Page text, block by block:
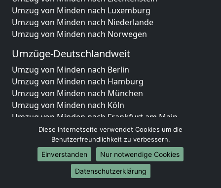
Umzug von Minden nach Luxemburg
Umzug von Minden nach Niederlande
Umzug von Minden nach Norwegen
Umzüge-Deutschlandweit
Umzug von Minden nach Berlin
Umzug von Minden nach Hamburg
Umzug von Minden nach München
Umzug von Minden nach Köln
Umzug von Minden nach Frankfurt am Main
Umzug von Minden nach Stuttgart
Umzug von Minden nach Düsseldorf
Umzug von Minden nach Leipzig
Umzug von Minden nach Dortmund
Umzug von Minden nach Essen
Diese Internetseite verwendet Cookies um die
Benutzerfreundlichkeit zu verbessern.
Einverstanden
Nur notwendige Cookies
Datenschutzerklärung